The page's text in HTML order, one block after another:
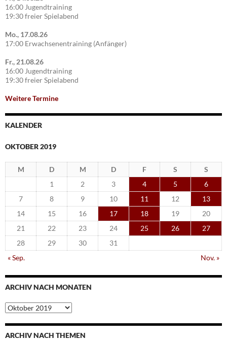
16:00 Jugendtraining
19:30 freier Spielabend
Mo., 17.08.26
17:00 Erwachsenentraining (Anfänger)
Fr., 21.08.26
16:00 Jugendtraining
19:30 freier Spielabend
Weitere Termine
KALENDER
OKTOBER 2019
M D M D F S
S
1
2 3 4 5
6
7
8 9 10 11 12
13
14
15 16 17 18 19
20
21
22 23 24 25 26
27
28
29 30
31
« Sep.
Nov. »
ARCHIV NACH MONATEN
Archiv
nach
Monaten
ARCHIV NACH THEMEN